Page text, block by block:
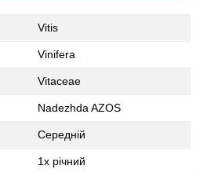
Vitis
Vinifera
Vitaceae
Nadezhda AZOS
Середній
1х річний